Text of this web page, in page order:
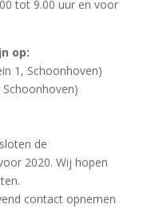
tot 9.00 uur en voor
op:
1, Schoonhoven)
de
2020. Wij hopen
contact opnemen